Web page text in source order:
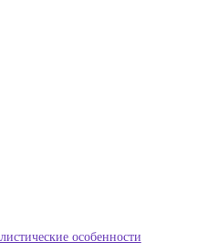
особенности